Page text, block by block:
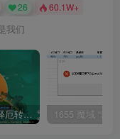
26 60.1W+
我们
【梦幻之星辰释厄转尊享挂机版】MT3换皮梦幻西游Linux服务端+GM后台+双端+源码+架设教程